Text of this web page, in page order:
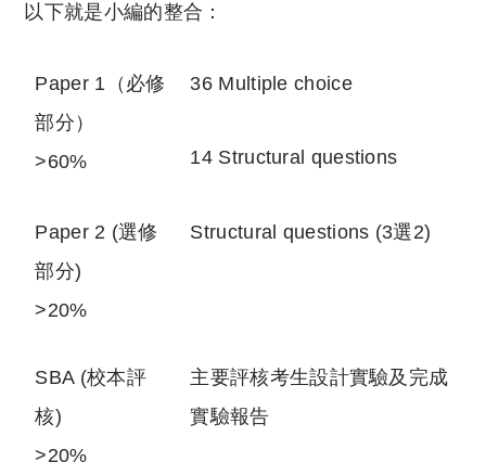
以下就是小編的整合：
Paper 1（必修
部分）
>60%
36 Multiple choice
14 Structural questions
Paper 2 (選修
部分)
>20%
Structural questions (3選2)
SBA (校本評
核)
>20%
主要評核考生設計實驗及完成
實驗報告